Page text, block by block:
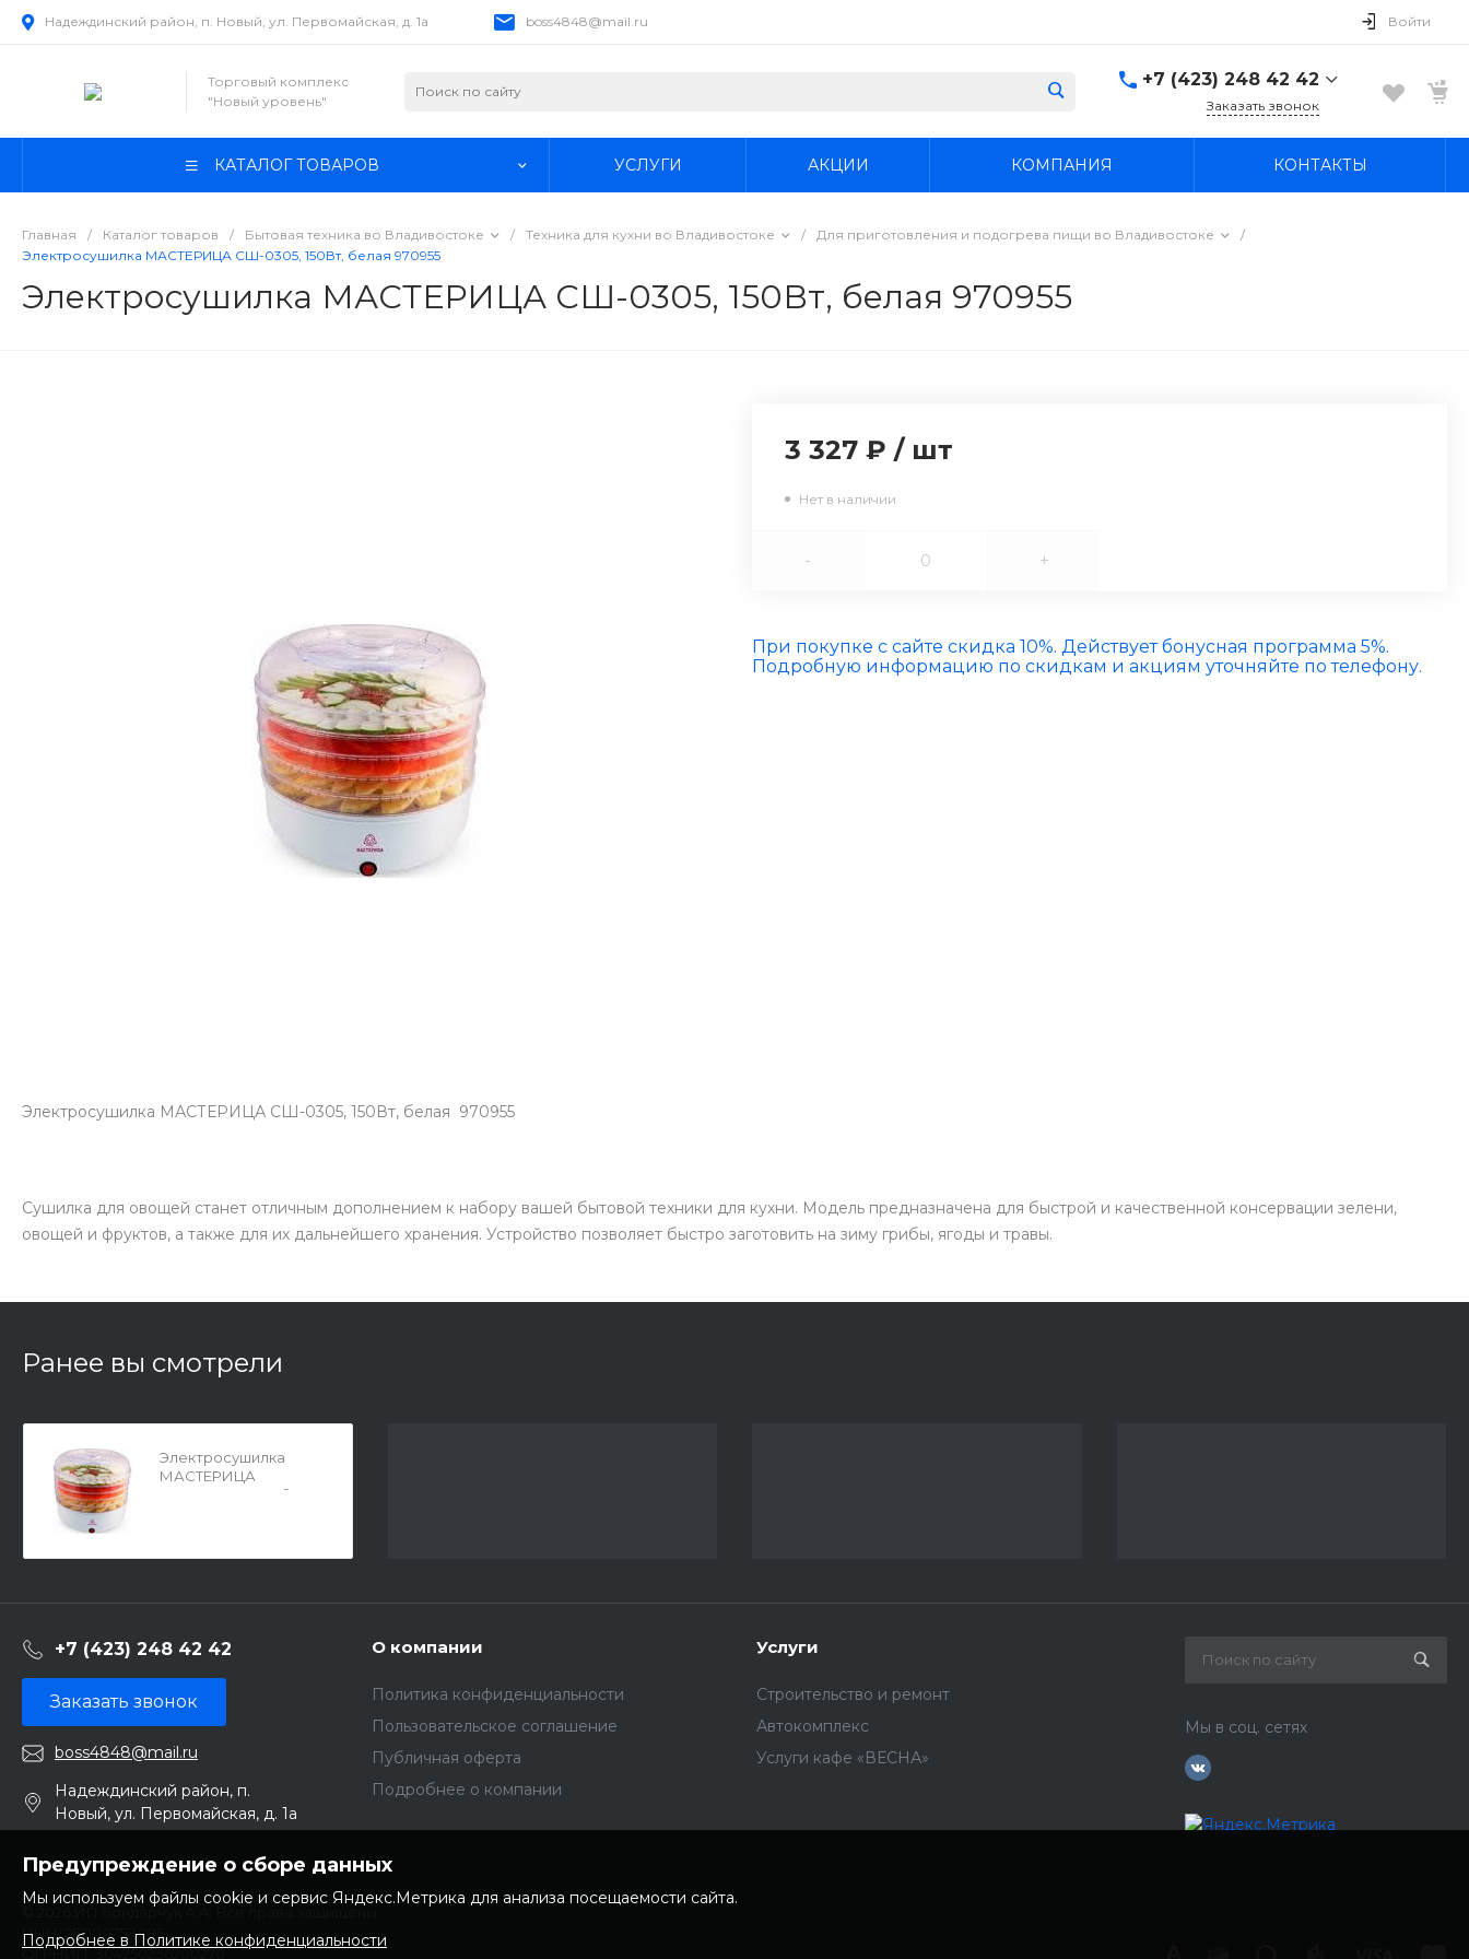
Надеждинский район, п. Новый, ул. Первомайская, д. 1а boss4848@mail.ru Войти
Торговый комплекс
"Новый уровень"
+7 (423) 248 42 42
Надеждинский район, п.
boss4848@mail.ru
Заказать звонок
КАТАЛОГ ТОВАРОВ УСЛУГИ АКЦИИ КОМПАНИЯ КОНТАКТЫ
Главная / Каталог товаров / Бытовая техника во Владивостоке / Техника для кухни во Владивостоке / Для приготовления и подогрева пищи во Владивостоке
/
Электросушилка МАСТЕРИЦА СШ-0305, 150Вт, белая 970955
Электросушилка МАСТЕРИЦА СШ-0305, 150Вт, белая 970955
Электросушилка МАСТЕРИЦА СШ-0305, 150Вт, белая 970955
3 327 ₽ / шт
Нет в наличии
- +
При покупке с сайте скидка 10%. Действует бонусная программа 5%.
Подробную информацию по скидкам и акциям уточняйте по телефону.
Сушилка для овощей станет отличным дополнением к набору вашей бытовой техники для кухни. Модель предназначена для быстрой и качественной консервации зелени,
овощей и фруктов, а также для их дальнейшего хранения. Устройство позволяет быстро заготовить на зиму грибы, ягоды и травы.
Ранее вы смотрели
Электросушилка
МАСТЕРИЦА
СШ-0305, 150Вт, белая
+7 (423) 248 42 42
Заказать звонок
boss4848@mail.ru
Надеждинский район, п.
Новый, ул. Первомайская, д. 1а
О компании
Политика конфиденциальности
Пользовательское соглашение
Публичная оферта
Подробнее о компании
Услуги
Строительство и ремонт
Автокомплекс
Услуги кафе «ВЕСНА»
Мы в соц. сетях
© 2026 ИП Бондарчук А.А. Все права защищены.
ИНН: 252100758085
ОГРНИП: 304250236200270
Предупреждение о сборе данных
Мы используем файлы cookie и сервис Яндекс.Метрика для анализа посещаемости сайта.
Подробнее в Политике конфиденциальности